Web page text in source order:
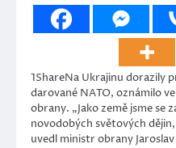
1ShareNa Ukrajinu dorazily
darované NATO, oznámilo
obrany. „Jako země jsme se
novodobých světových
uvedl ministr obrany